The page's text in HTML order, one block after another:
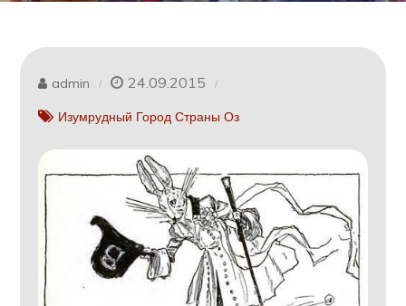
admin 24.09.2015
Изумрудный Город Страны Оз